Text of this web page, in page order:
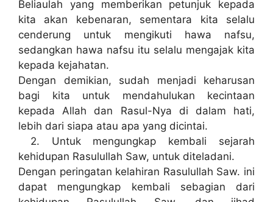
Beliaulah yang memberikan petunjuk kepada
kita akan kebenaran, sementara kita selalu
cenderung untuk mengikuti hawa nafsu,
sedangkan hawa nafsu itu selalu mengajak kita
kepada kejahatan.
Dengan demikian, sudah menjadi keharusan
bagi kita untuk mendahulukan kecintaan
kepada Allah dan Rasul-Nya di dalam hati,
lebih dari siapa atau apa yang dicintai.
2. Untuk mengungkap kembali sejarah
kehidupan Rasulullah Saw, untuk diteladani.
Dengan peringatan kelahiran Rasulullah Saw. ini
dapat mengungkap kembali sebagian dari